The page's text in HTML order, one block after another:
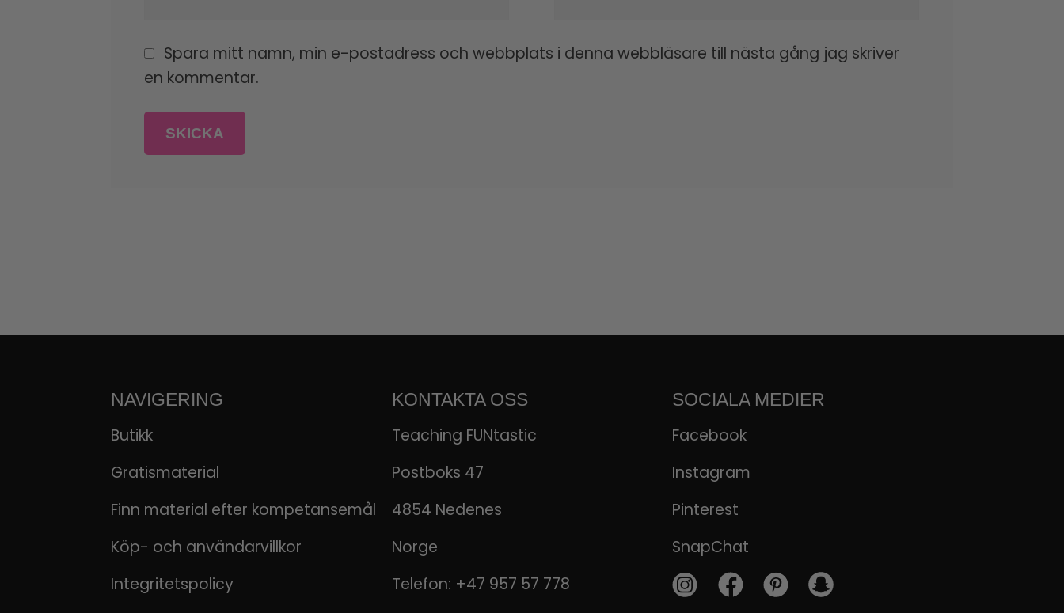
Spara mitt namn, min e-postadress och webbplats i denna webbläsare till nästa gång jag skriver
en kommentar.
NAVIGERING
Butikk
Gratismaterial
Finn material efter kompetansemål
Köp- och användarvillkor
Integritetspolicy
KONTAKTA OSS
Teaching FUNtastic
Postboks 47
4854 Nedenes
Norge
Telefon: +47 957 57 778
SOCIALA MEDIER
Facebook
Instagram
Pinterest
SnapChat